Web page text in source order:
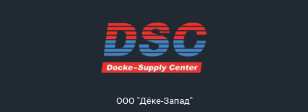
ООО "Дёке-Запад"